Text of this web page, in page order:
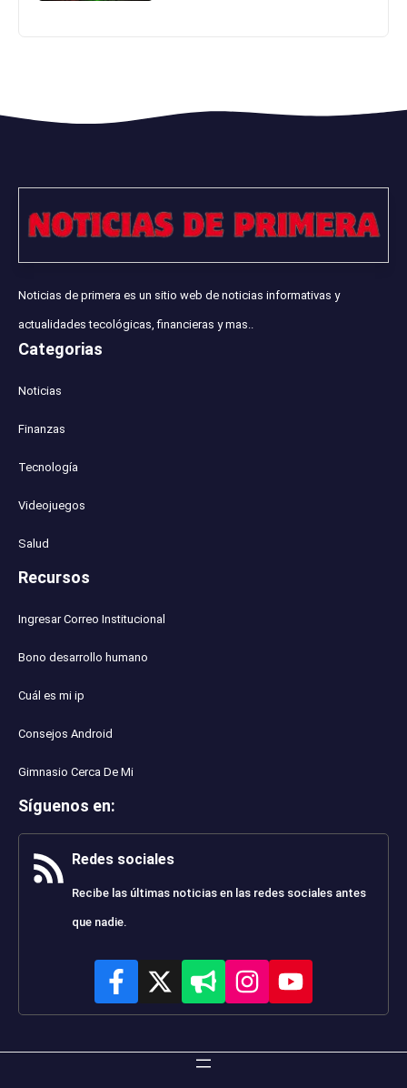
Noticias de primera es un sitio web de noticias informativas y
actualidades tecológicas, financieras y mas..
Categorias
Noticias
Finanzas
Tecnología
Videojuegos
Salud
Recursos
Ingresar Correo Institucional
Bono desarrollo humano
Cuál es mi ip
Consejos Android
Gimnasio Cerca De Mi
Síguenos en:
Redes sociales
Recibe las últimas noticias en las redes sociales antes
que nadie.